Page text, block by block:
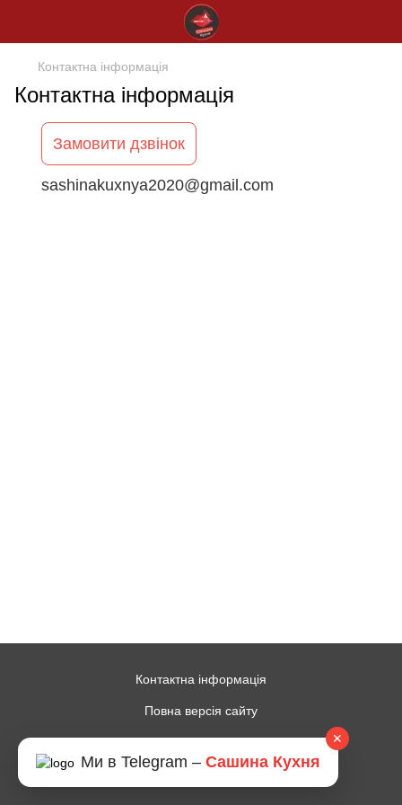
Контактна інформація
Контактна інформація
Замовити дзвінок
sashinakuxnya2020@gmail.com
Контактна інформація
Повна версія сайту
© 2014—2026
Рус Укр
✕
Ми в Telegram – Сашина Кухня